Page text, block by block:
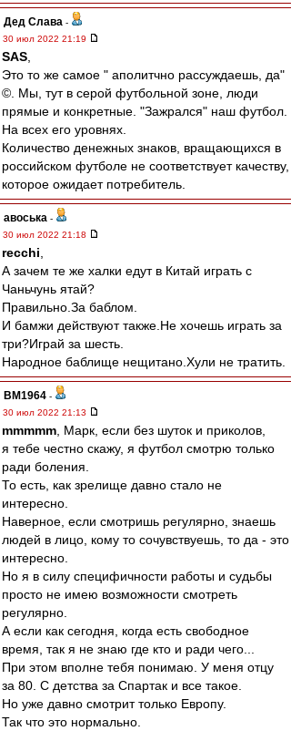
Дед Слава -
30 июл 2022 21:19
SAS
Это то же самое " аполитчно рассуждаешь, да"
©. Мы, тут в серой футбольной зоне, люди
прямые и конкретные. "Зажрался" наш футбол.
На всех его уровнях.
Количество денежных знаков, вращающихся в
российском футболе не соответствует качеству,
которое ожидает потребитель.
авоська -
30 июл 2022 21:18
recchi
А зачем те же халки едут в Китай играть с
Чаньчунь ятай?
Правильно.За баблом.
И бамжи действуют также.Не хочешь играть за
три?Играй за шесть.
Народное баблище нещитано.Хули не тратить.
BM1964 -
30 июл 2022 21:13
mmmmm , Марк, если без шуток и приколов,
я тебе честно скажу, я футбол смотрю только
ради боления.
То есть, как зрелище давно стало не
интересно.
Наверное, если смотришь регулярно, знаешь
людей в лицо, кому то сочувствуешь, то да - это
интересно.
Но я в силу специфичности работы и судьбы
просто не имею возможности смотреть
регулярно.
А если как сегодня, когда есть свободное
время, так я не знаю где кто и ради чего...
При этом вполне тебя понимаю. У меня отцу
за 80. С детства за Спартак и все такое.
Но уже давно смотрит только Европу.
Так что это нормально.